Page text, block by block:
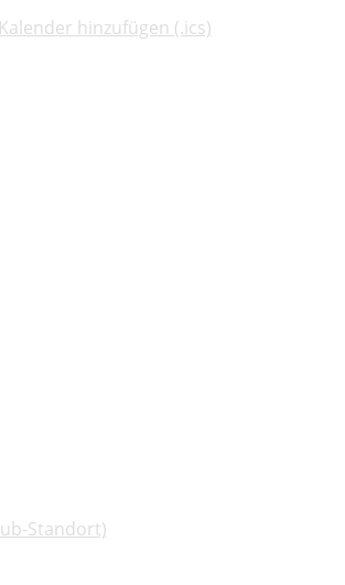
hinzufügen (.ics)
Standort)